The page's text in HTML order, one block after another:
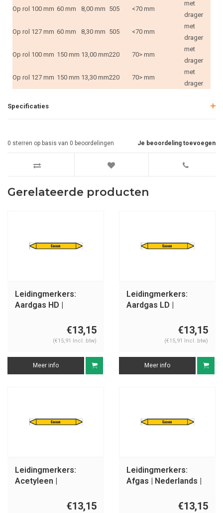
Op rol 100 mm 60 mm 8,00 mm 505 <70 mm
met
drager
Op rol 127 mm 60 mm 8,30 mm 505 <70 mm
met
drager
Op rol 100 mm 150 mm 13,00 mm220 70> mm
met
drager
Op rol 127 mm 150 mm 13,30 mm220 70> mm
met
drager
Specificaties
Je beoordeling toevoegen
0 sterren op basis van 0 beoordelingen
Gerelateerde producten
Leidingmerkers:
Aardgas HD |
€13,15
(€15,91 Incl. btw)
Meer info
Leidingmerkers:
Aardgas LD |
€13,15
(€15,91 Incl. btw)
Meer info
Leidingmerkers:
Acetyleen |
€13,15
Leidingmerkers:
Afgas | Nederlands |
€13,15